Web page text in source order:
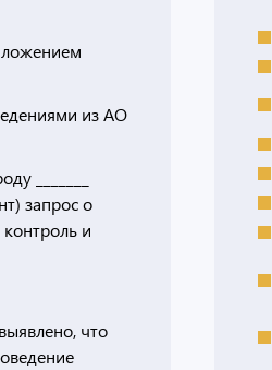
из АО
_______
запрос о
и
что